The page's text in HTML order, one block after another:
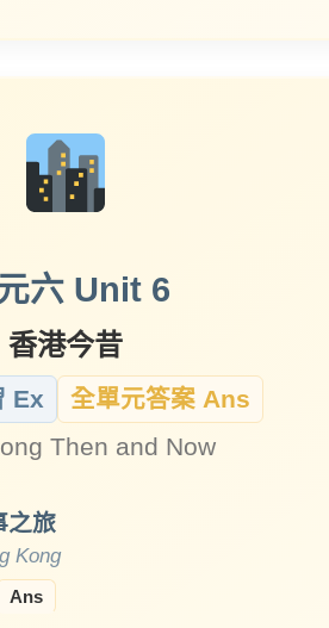
六 Unit 6
香港今昔
Ex
全單元答案 Ans
Then and Now
旅
Kong
Ans